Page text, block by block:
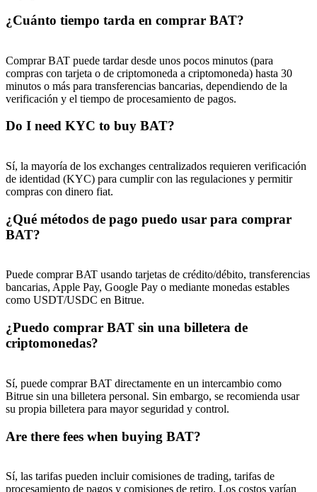
¿Cuánto tiempo tarda en comprar BAT?
Comprar BAT puede tardar desde unos pocos minutos (para
compras con tarjeta o de criptomoneda a criptomoneda) hasta 30
minutos o más para transferencias bancarias, dependiendo de la
verificación y el tiempo de procesamiento de pagos.
Do I need KYC to buy BAT?
Sí, la mayoría de los exchanges centralizados requieren verificación
de identidad (KYC) para cumplir con las regulaciones y permitir
compras con dinero fiat.
¿Qué métodos de pago puedo usar para comprar
BAT?
Puede comprar BAT usando tarjetas de crédito/débito, transferencias
bancarias, Apple Pay, Google Pay o mediante monedas estables
como USDT/USDC en Bitrue.
¿Puedo comprar BAT sin una billetera de
criptomonedas?
Sí, puede comprar BAT directamente en un intercambio como
Bitrue sin una billetera personal. Sin embargo, se recomienda usar
su propia billetera para mayor seguridad y control.
Are there fees when buying BAT?
Sí, las tarifas pueden incluir comisiones de trading, tarifas de
procesamiento de pagos y comisiones de retiro. Los costos varían